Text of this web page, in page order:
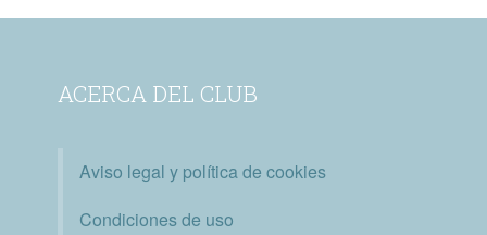
ACERCA DEL CLUB
Aviso legal y política de cookies
Condiciones de uso